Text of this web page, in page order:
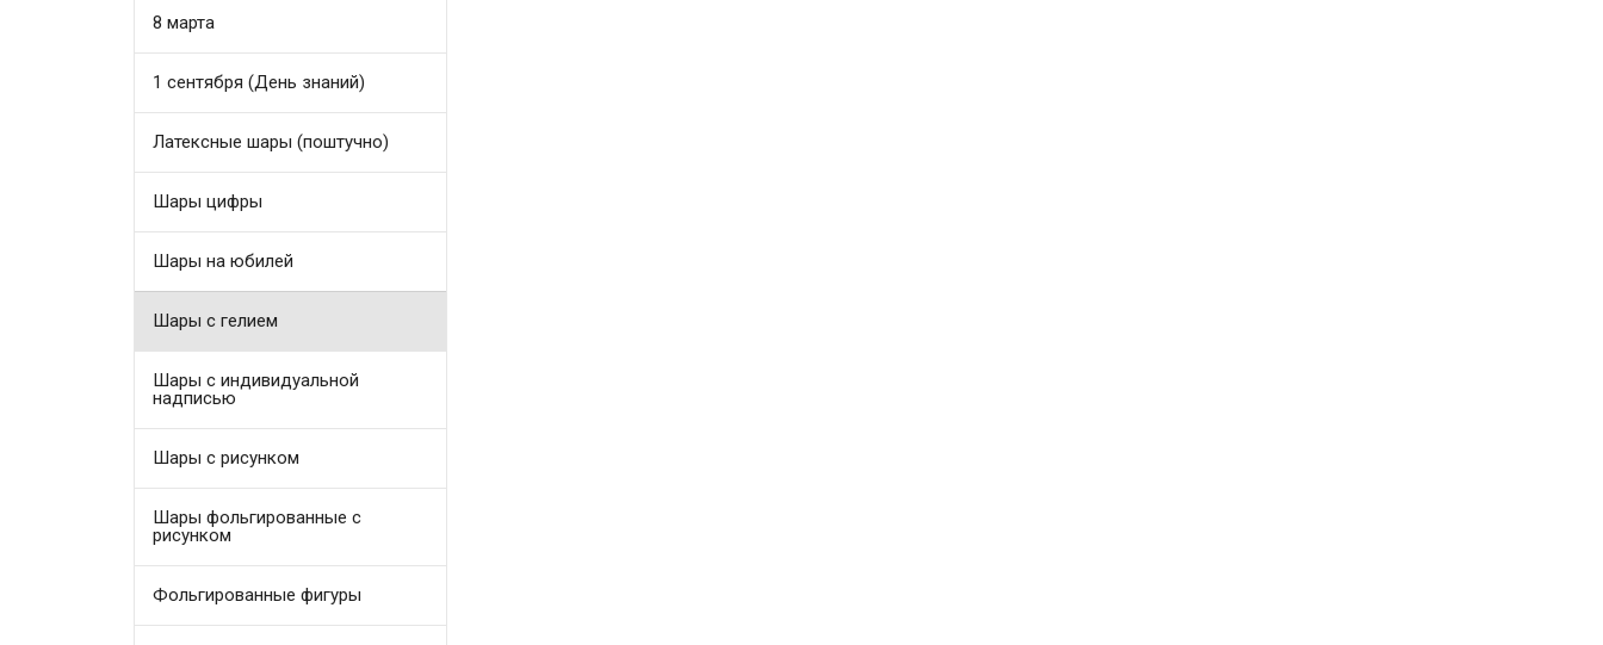
8 марта
1 сентября (День знаний)
Латексные шары (поштучно)
Шары цифры
Шары на юбилей
Шары с гелием
Шары с индивидуальной
надписью
Шары с рисунком
Шары фольгированные с
рисунком
Фольгированные фигуры